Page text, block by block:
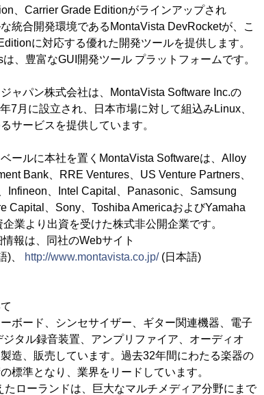
、Carrier Grade Editionがラインアップされ
統合開発環境であるMontaVista DevRocketが、こ
に対応する優れた開発ツールを提供します。
、豊富なGUI開発ツール プラットフォームです。
ャパン株式会社は、MontaVista Software Inc.の
7月に設立され、日本市場に対して組込みLinux、
サービスを提供しています。
ールに本社を置くMontaVista Softwareは、Alloy
Bank、RRE Ventures、US Venture Partners、
Infineon、Intel Capital、Panasonic、Samsung
Capital、Sony、Toshiba AmericaおよびYamaha
業より出資を受けた株式非公開企業です。
報は、同社のWebサイト
)、 http://www.montavista.co.jp/(日本語)
ボード、シンセサイザー、ギター関連機器、電子
タル録音装置、アンプリファイア、オーディオ
造、販売しています。過去32年間にわたる楽器の
標準となり、業界をリードしています。
ローランドは、巨大なマルチメディア分野にまで